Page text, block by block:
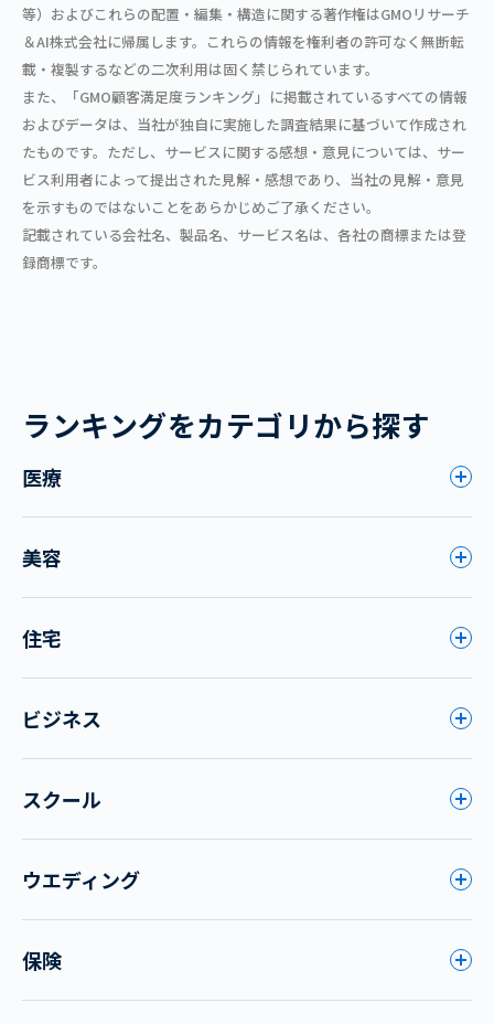
等）およびこれらの配置・編集・構造に関する著作権はGMOリサーチ
＆AI株式会社に帰属します。これらの情報を権利者の許可なく無断転
載・複製するなどの二次利用は固く禁じられています。
また、「GMO顧客満足度ランキング」に掲載されているすべての情報
およびデータは、当社が独自に実施した調査結果に基づいて作成され
たものです。ただし、サービスに関する感想・意見については、サー
ビス利用者によって提出された見解・感想であり、当社の見解・意見
を示すものではないことをあらかじめご了承ください。
記載されている会社名、製品名、サービス名は、各社の商標または登
録商標です。
ランキングをカテゴリから探す
医療
美容
住宅
ビジネス
スクール
ウエディング
保険